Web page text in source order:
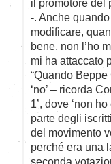
il promotore del
-. Anche
modificare,
bene, non l’ho
mi ha attaccato
“Quando Beppe
‘no’ – ricorda
1’, dove ‘non
parte degli
del movimento
perché era una
seconda